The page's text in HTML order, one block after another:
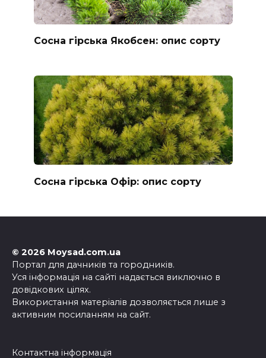
Сосна гірська Якобсен: опис сорту
Сосна гірська Офір: опис сорту
© 2026 Moysad.com.ua
Портал для дачників та городників.
Уся інформація на сайті надається виключно в
довідкових цілях.
Використання матеріалів дозволяється лише з
активним посиланням на сайт.
Контактна інформація